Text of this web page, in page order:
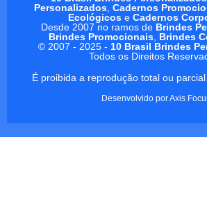
Personalizados, Cadernos
Ecológicos e Cadernos
Desde 2007 no ramos de Brindes
Brindes Promocionais, Brindes
© 2007 - 2025 - 10 Brasil Brindes
Todos os Direitos
É proibida a reprodução total ou
Desenvolvido porAxis